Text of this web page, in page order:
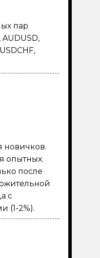
пар
AUDUSD,
новичков.
опытных.
после
с
(1-2%).